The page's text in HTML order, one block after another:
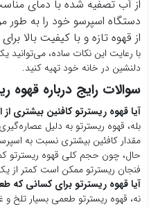
بله، قهوه ریسترتو به دلیل
مقدار کافئین بیشتری نسبت به
حال، چون حجم کلی قهوه ریسترتو
فنجان ریسترتو ممکن است کمتر از
آیا قهوه ریسترتو برای کسانی که
نه، قهوه ریسترتو طعمی بسیار تلخ
از طعم‌های ملایم‌تر قهوه لذت
قهوه برایتان جالب است، حتماً
چرا باید قهوه ریسترتو را امتحان
اگر شما از طرفداران طعم‌های قوی و
بی‌نظیر برای شماست. این قهوه با
اسپرسو، تجربه‌ای متفاوت از قهوه
نتیجه گیری :